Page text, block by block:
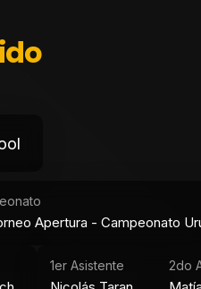
Apertura - Campeonato
1er Asistente 2do